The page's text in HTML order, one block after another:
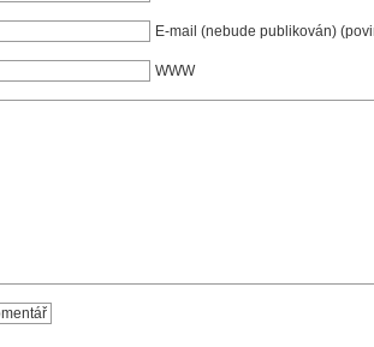
E-mail (nebude publikován)
WWW